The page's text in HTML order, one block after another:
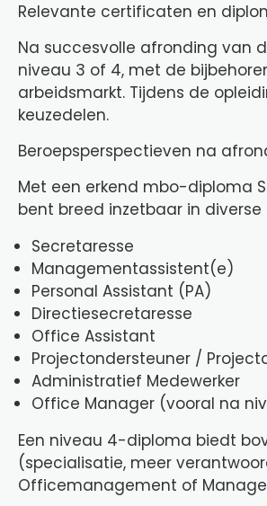
Relevante certificaten en
Na succesvolle afronding van
niveau 3 of 4, met de
arbeidsmarkt. Tijdens de
keuzedelen.
Beroepsperspectieven na
Met een erkend mbo-diploma
bent breed inzetbaar in
Secretaresse
Managementassistent(e)
Personal Assistant (PA)
Directiesecretaresse
Office Assistant
Projectondersteuner /
Administratief Medewerker
Office Manager (vooral na
Een niveau 4-diploma biedt
(specialisatie, meer
Officemanagement of